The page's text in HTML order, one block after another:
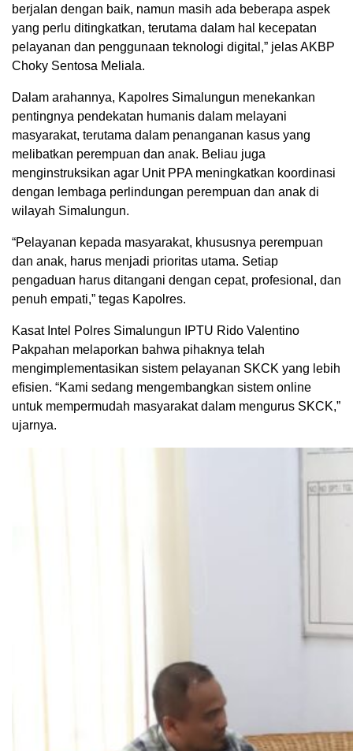
berjalan dengan baik, namun masih ada beberapa aspek
yang perlu ditingkatkan, terutama dalam hal kecepatan
pelayanan dan penggunaan teknologi digital,” jelas AKBP
Choky Sentosa Meliala.
Dalam arahannya, Kapolres Simalungun menekankan
pentingnya pendekatan humanis dalam melayani
masyarakat, terutama dalam penanganan kasus yang
melibatkan perempuan dan anak. Beliau juga
menginstruksikan agar Unit PPA meningkatkan koordinasi
dengan lembaga perlindungan perempuan dan anak di
wilayah Simalungun.
“Pelayanan kepada masyarakat, khususnya perempuan
dan anak, harus menjadi prioritas utama. Setiap
pengaduan harus ditangani dengan cepat, profesional, dan
penuh empati,” tegas Kapolres.
Kasat Intel Polres Simalungun IPTU Rido Valentino
Pakpahan melaporkan bahwa pihaknya telah
mengimplementasikan sistem pelayanan SKCK yang lebih
efisien. “Kami sedang mengembangkan sistem online
untuk mempermudah masyarakat dalam mengurus SKCK,”
ujarnya.